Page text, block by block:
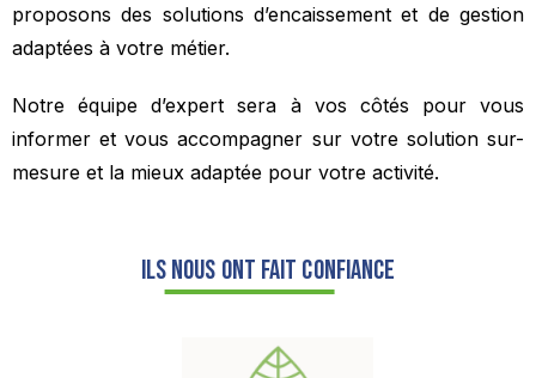
proposons des solutions d’encaissement et de gestion
adaptées à votre métier.
Notre équipe d’expert sera à vos côtés pour vous
informer et vous accompagner sur votre solution sur-
mesure et la mieux adaptée pour votre activité.
Ils nous ont fait confiance